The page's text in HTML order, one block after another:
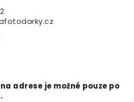
adrese je možné pouze po